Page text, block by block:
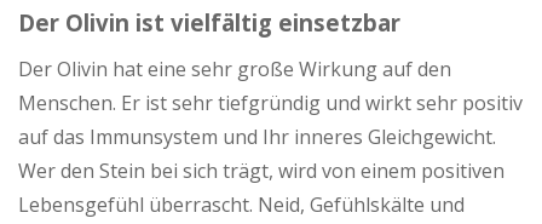
Der Olivin ist vielfältig einsetzbar
Der Olivin hat eine sehr große Wirkung auf den
Menschen. Er ist sehr tiefgründig und wirkt sehr positiv
auf das Immunsystem und Ihr inneres Gleichgewicht.
Wer den Stein bei sich trägt, wird von einem positiven
Lebensgefühl überrascht. Neid, Gefühlskälte und